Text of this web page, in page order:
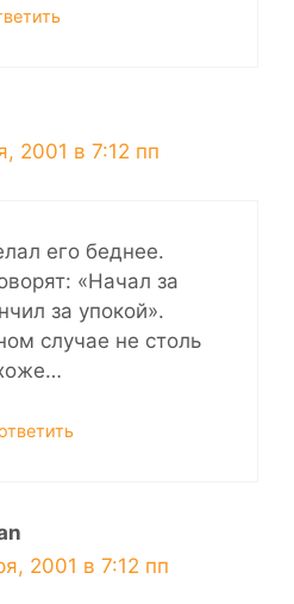
2001 в 7:12 пп
его беднее.
«Начал за
за упокой».
случае не столь
2001 в 7:12 пп